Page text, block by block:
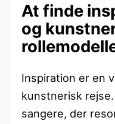
At finde
og
Inspiration er en
kunstnerisk
sangere, der